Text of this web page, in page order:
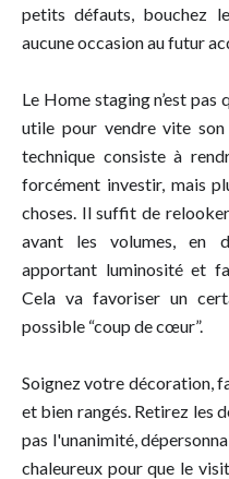
petits défauts, bouchez
aucune occasion au futur
Le Home staging n’est pas
utile pour vendre vite
technique consiste à
forcément investir, mais
choses. Il suffit de
avant les volumes, en
apportant luminosité et
Cela va favoriser un
possible “coup de cœur”.
Soignez votre décoration,
et bien rangés. Retirez les
pas l'unanimité,
chaleureux pour que le